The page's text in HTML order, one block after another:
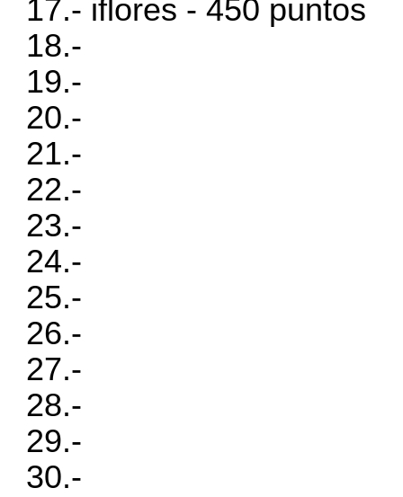
17.- iflores - 450 puntos
18.-
19.-
20.-
21.-
22.-
23.-
24.-
25.-
26.-
27.-
28.-
29.-
30.-